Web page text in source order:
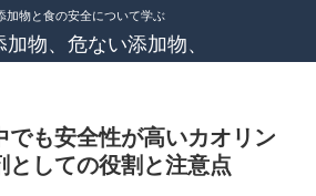
加物と食の安全について学ぶ
物、危ない添加物、
でも安全性が高いカオリン
としての役割と注意点